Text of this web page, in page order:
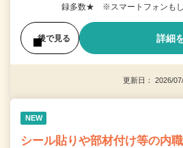
録多数★ ※スマートフォンもし
後で見る 詳細
更新日： 2026/
NEW
シール貼りや部材付け等の内